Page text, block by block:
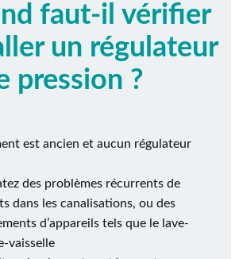
faut-il vérifier
un régulateur
pression ?
est ancien et aucun régulateur
des problèmes récurrents de
dans les canalisations, ou des
d’appareils tels que le lave-
vaisselle